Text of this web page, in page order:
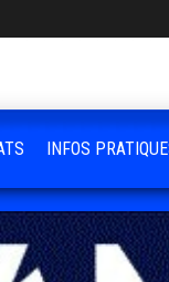
INFOS